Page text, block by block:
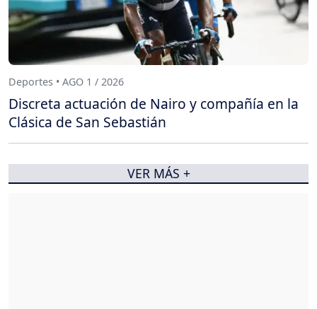
Deportes • AGO 1 / 2026
Discreta actuación de Nairo y compañía en la
Clásica de San Sebastián
VER MÁS +